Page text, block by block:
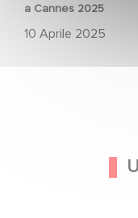
a Cannes 2025
10 Aprile 2025